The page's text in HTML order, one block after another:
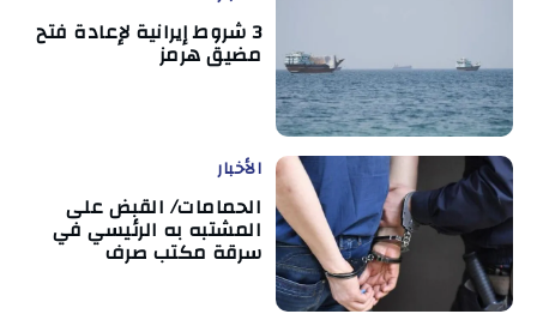
3 شروط إيرانية لإعادة فتح
مضيق هرمز
الأخبار
الحمامات/ القبض على
المشتبه به الرئيسي في
سرقة مكتب صرف